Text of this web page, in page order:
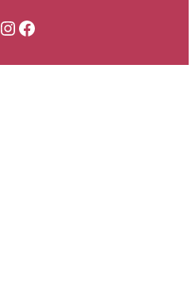
Instagram
Facebook